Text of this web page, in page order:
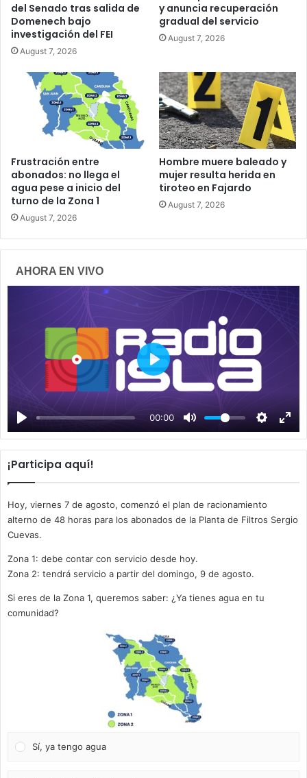
del Senado tras salida de
Domenech bajo
investigación del FEI
August 7, 2026
y anuncia recuperación
gradual del servicio
August 7, 2026
Frustración entre
abonados: no llega el
agua pese a inicio del
turno de la Zona 1
August 7, 2026
Hombre muere baleado y
mujer resulta herida en
tiroteo en Fajardo
August 7, 2026
AHORA EN VIVO
00:00
P
y
¡Participa aquí!
Hoy, viernes 7 de agosto, comenzó el plan de racionamiento
alterno de 48 horas para los abonados de la Planta de Filtros Sergio
Cuevas.
Zona 1: debe contar con servicio desde hoy.
Zona 2: tendrá servicio a partir del domingo, 9 de agosto.
Si eres de la Zona 1, queremos saber: ¿Ya tienes agua en tu
comunidad?
Sí, ya tengo agua